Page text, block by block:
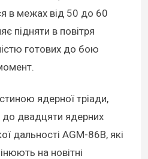
в межах від 50 до 60
підняти в повітря
готових до бою
ядерної тріади,
до двадцяти ядерних
дальності AGM-86B, які
на новітні